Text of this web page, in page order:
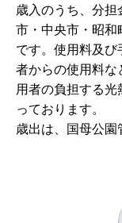
歳入のうち、分
市・中央市・昭和
です。使用料及び
者からの使用料な
用者の負担する
っております。
歳出は、国母公園